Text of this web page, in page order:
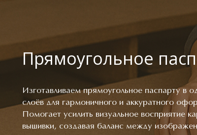
Прямоугольное
Изготавливаем прямоугольное паспарту в
слоёв для гармоничного и аккуратного
Помогает усилить визуальное восприятие
вышивки, создавая баланс между